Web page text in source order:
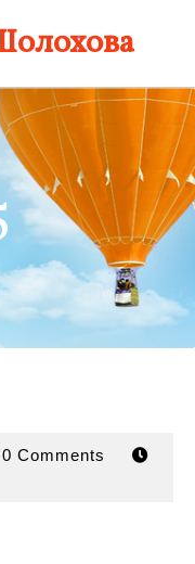
0 Comments